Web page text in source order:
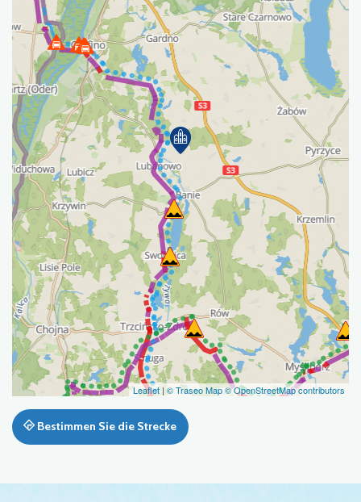
Leaflet | © Traseo Map© OpenStreetMap contributors
Bestimmen Sie die Strecke